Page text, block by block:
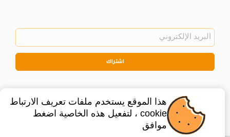
اشتراك
هذا الموقع يستخدم ملفات تعريف الارتباط
cookie ، لتفعيل هذه الخاصية اضغط
موافق